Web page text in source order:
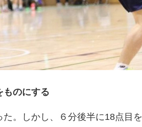
ものにする
。しかし、６分後半に18点目を